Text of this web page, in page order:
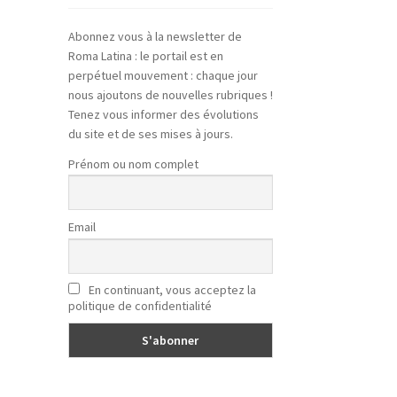
Abonnez vous à la newsletter de
Roma Latina : le portail est en
perpétuel mouvement : chaque jour
nous ajoutons de nouvelles rubriques !
Tenez vous informer des évolutions
du site et de ses mises à jours.
Prénom ou nom complet
Email
En continuant, vous acceptez la
politique de confidentialité